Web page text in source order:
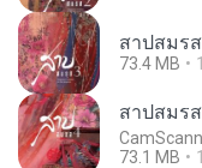
สาปสมร
73.4 MB
สาปสมร
73.1 MB